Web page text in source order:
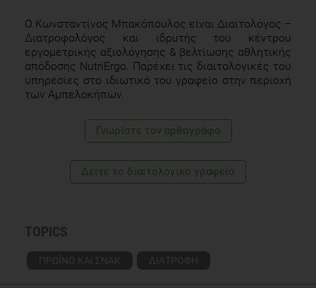
Ο Κωνσταντίνος Μπακόπουλος είναι Διαιτολόγος –
Διατροφολόγος και ιδρυτής του κέντρου
εργομετρικής αξιολόγησης & βελτίωσης αθλητικής
απόδοσης NutriErgo. Παρέχει τις διαιτολογικές του
υπηρεσίες στο ιδιωτικό του γραφείο στην περιοχή
των Αμπελοκήπων.
Γνωρίστε τoν αρθογράφο
Δείτε το διαιτολογικό γραφείο
TOPICS
ΠΡΩΪΝΟ ΚΑΙ ΣΝΑΚ ΔΙΑΤΡΟΦΗ